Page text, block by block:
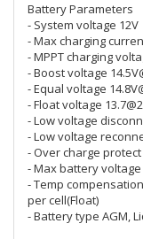
Battery Parameters
- System voltage 12V
- Max charging
- MPPT charging
- Boost voltage
- Equal voltage
- Float voltage
- Low voltage
- Low voltage
- Over charge protect
- Max battery voltage
- Temp
per cell(Float)
- Battery type AGM,